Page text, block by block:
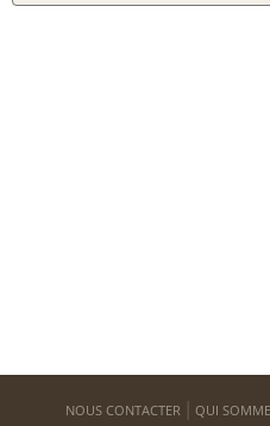
NOUS CONTACTER QUI